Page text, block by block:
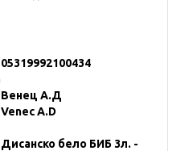
05319992100434
Венец А.Д
Venec A.D
Дисанско бело БИБ 3л. -